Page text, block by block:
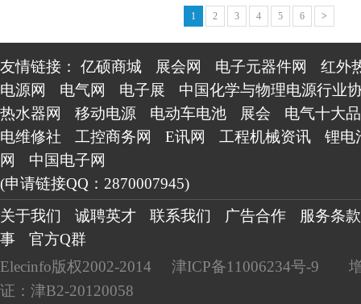
1 2 3 4 5 6 >
友情链接： 亿硕商城 展会网 电子元器件网
红外
电源网
电气网 电子展
中国化学与物理电源行业
热水器网
移动电源 电动车电池 展会
电气十大
电维修社
工控商务网 E讯网 工程机械资讯
锂电
网
中国电子网
(申请链接QQ：2870007945)
关于我们
诚聘英才 联系我们 广告合作
服务条款
事
官方Q群
Elecinfo版权2002-2014
津ICP备11006234号-9
证：津B2-20120058